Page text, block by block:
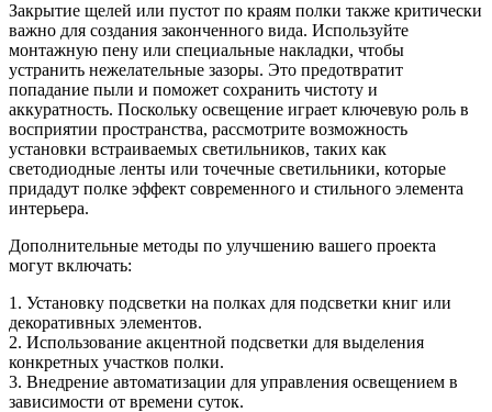
Закрытие щелей или пустот по краям полки также критически
важно для создания законченного вида. Используйте
монтажную пену или специальные накладки, чтобы
устранить нежелательные зазоры. Это предотвратит
попадание пыли и поможет сохранить чистоту и
аккуратность. Поскольку освещение играет ключевую роль в
восприятии пространства, рассмотрите возможность
установки встраиваемых светильников, таких как
светодиодные ленты или точечные светильники, которые
придадут полке эффект современного и стильного элемента
интерьера.
Дополнительные методы по улучшению вашего проекта
могут включать:
1. Установку подсветки на полках для подсветки книг или
декоративных элементов.
2. Использование акцентной подсветки для выделения
конкретных участков полки.
3. Внедрение автоматизации для управления освещением в
зависимости от времени суток.